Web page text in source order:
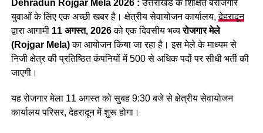
स्नातक स्तरीय पद सहित कुल 1470 पद शामिल हैं।
Dehradun Rojgar Mela 2026 :उत्तराखंड के शिक्षित बेरोजगार
युवाओं के लिए एक अच्छी खबर है। क्षेत्रीय सेवायोजन कार्यालय,देहरादून
द्वारा आगामी 11 अगस्त, 2026को एक दिवसीय भव्यरोजगार मेले
(Rojgar Mela)का आयोजन किया जा रहा है। इस मेले के माध्यम से
निजी क्षेत्र की प्रतिष्ठित कंपनियों में 500 से अधिक पदों पर सीधी भर्ती की
जाएगी।
यह रोजगार मेला 11 अगस्त को सुबह 9:30 बजे से क्षेत्रीय सेवायोजन
कार्यालय परिसर, देहरादून में शुरू होगा।